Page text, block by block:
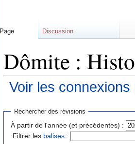
Dômite :
Voir les
Rechercher des révisions
À partir de l'année (et précédentes) :
Filtrer les balises :
Page Discussion